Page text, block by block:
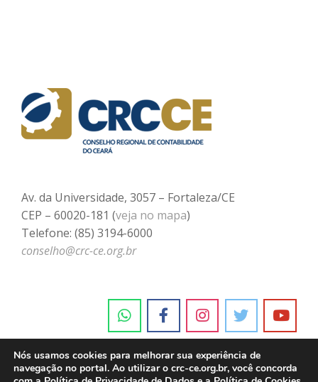
Av. da Universidade, 3057 – Fortaleza/CE
CEP – 60020-181 (veja no mapa)
Telefone: (85) 3194-6000
conselho@crc-ce.org.br
Nós usamos cookies para melhorar sua experiência de
navegação no portal. Ao utilizar o crc-ce.org.br, você concorda